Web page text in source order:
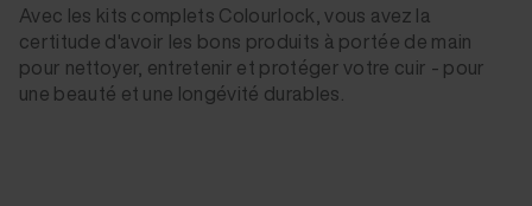
Avec les kits complets Colourlock, vous avez la
certitude d'avoir les bons produits à portée de main
pour nettoyer, entretenir et protéger votre cuir - pour
une beauté et une longévité durables.